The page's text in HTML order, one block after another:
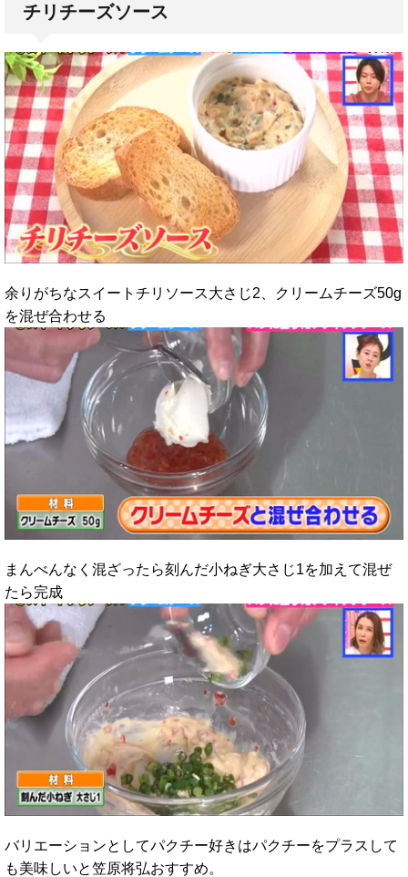
チリチーズソース
余りがちなスイートチリソース大さじ2、クリームチーズ50g
を混ぜ合わせる
まんべんなく混ざったら刻んだ小ねぎ大さじ1を加えて混ぜ
たら完成
バリエーションとしてパクチー好きはパクチーをプラスして
も美味しいと笠原将弘おすすめ。